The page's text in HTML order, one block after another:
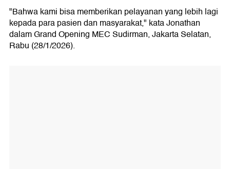
"Bahwa kami bisa memberikan pelayanan yang lebih lagi
kepada para pasien dan masyarakat," kata Jonathan
dalam Grand Opening MEC Sudirman, Jakarta Selatan,
Rabu (28/1/2026).